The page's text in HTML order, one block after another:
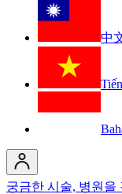
中
궁금한 시술, 병원을